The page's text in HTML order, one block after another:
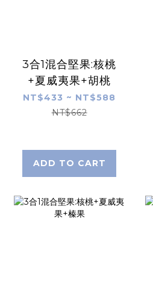
3合1混合堅果:核桃
+夏威夷果+胡桃
NT$433 ~ NT$588
NT$662
ADD TO CART